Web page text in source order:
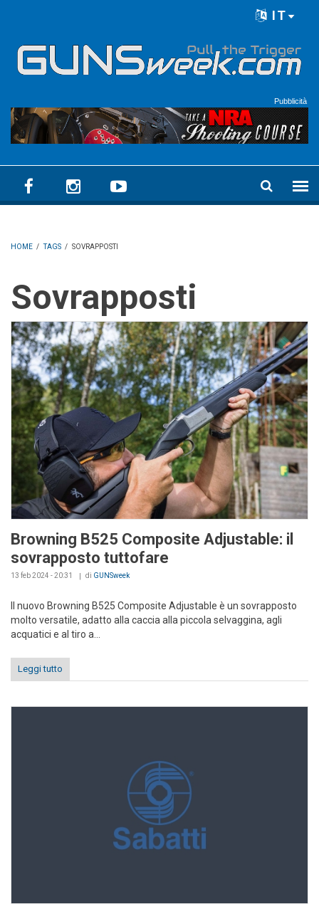
IT
Pubblicità
HOME / TAGS / SOVRAPPOSTI
Sovrapposti
Browning B525 Composite Adjustable: il
sovrapposto tuttofare
13 feb 2024 - 20:31 di GUNSweek
Il nuovo Browning B525 Composite Adjustable è un sovrapposto
molto versatile, adatto alla caccia alla piccola selvaggina, agli
acquatici e al tiro a...
Leggi tutto